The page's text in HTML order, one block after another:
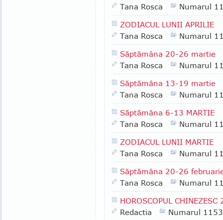
Tana Rosca
Numarul
ZODIACUL LUNII APRILIE
Tana Rosca
Numarul
Săptămâna 20-26 martie
Tana Rosca
Numarul
Săptămâna 13-19 martie
Tana Rosca
Numarul
Săptămâna 6-13 MARTIE
Tana Rosca
Numarul
ZODIACUL LUNII MARTIE
Tana Rosca
Numarul
Săptămâna 20-26
Tana Rosca
Numarul
HOROSCOPUL CHINEZESC
Redactia
Numarul 1153